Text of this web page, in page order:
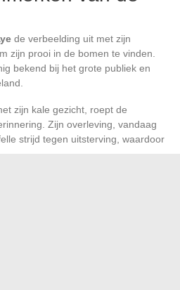
de verbeelding uit met zijn
zijn prooi in de bomen te vinden.
bekend bij het grote publiek en
zijn kale gezicht, roept de
Zijn overleving, vandaag
strijd tegen uitsterving, waardoor